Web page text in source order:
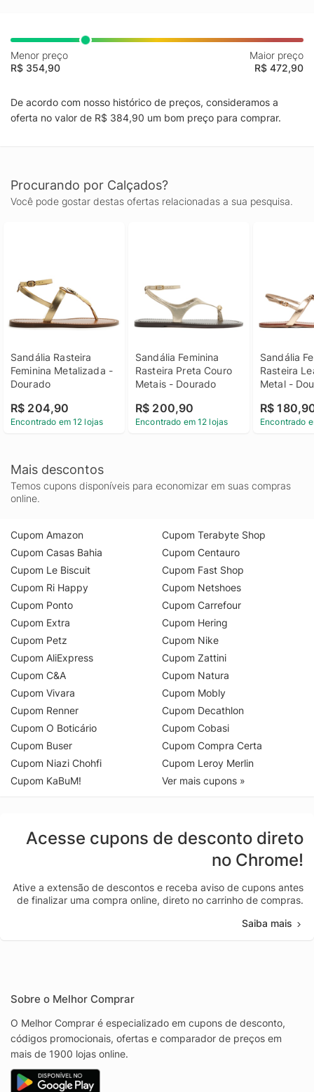
Menor preço
R$ 354,90
Maior preço
R$ 472,90
De acordo com nosso histórico de preços, consideramos a
oferta no valor de R$ 384,90 um bom preço para comprar.
Procurando por Calçados?
Você pode gostar destas ofertas relacionadas a sua pesquisa.
Sandália Rasteira
Feminina Metalizada -
Dourado
R$ 204,90
Encontrado em 12 lojas
Sandália Feminina
Rasteira Preta Couro
Metais - Dourado
R$ 200,90
Encontrado em 12 lojas
Sandália
Rasteira
Metal -
R$
Encontrado
Mais descontos
Temos cupons disponíveis para economizar em suas compras
online.
Cupom Amazon
Cupom Casas Bahia
Cupom Le Biscuit
Cupom Ri Happy
Cupom Ponto
Cupom Extra
Cupom Petz
Cupom AliExpress
Cupom C&A
Cupom Vivara
Cupom Renner
Cupom O Boticário
Cupom Buser
Cupom Niazi Chohfi
Cupom KaBuM!
Cupom Terabyte Shop
Cupom Centauro
Cupom Fast Shop
Cupom Netshoes
Cupom Carrefour
Cupom Hering
Cupom Nike
Cupom Zattini
Cupom Natura
Cupom Mobly
Cupom Decathlon
Cupom Cobasi
Cupom Compra Certa
Cupom Leroy Merlin
Ver mais cupons »
Acesse cupons de desconto direto
no Chrome!
Ative a extensão de descontos e receba aviso de cupons antes
de finalizar uma compra online, direto no carrinho de compras.
Saiba mais
Sobre o Melhor Comprar
O Melhor Comprar é especializado em cupons de desconto,
códigos promocionais, ofertas e comparador de preços em
mais de 1900 lojas online.